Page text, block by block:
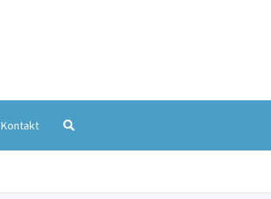
Kontakt